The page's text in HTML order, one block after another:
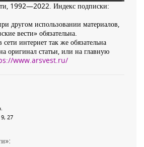
1992—2022. Индекс подписки:
другом использовании материалов,
вести» обязательна.
интернет так же обязательна
оригинал статьи, или на главную
www.arsvest.ru/
27
»: